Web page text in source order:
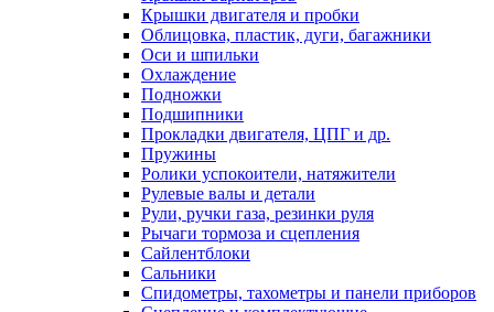
Крышки двигателя и пробки
Облицовка, пластик, дуги, багажники
Оси и шпильки
Охлаждение
Подножки
Подшипники
Прокладки двигателя, ЦПГ и др.
Пружины
Ролики успокоители, натяжители
Рулевые валы и детали
Рули, ручки газа, резинки руля
Рычаги тормоза и сцепления
Сайлентблоки
Сальники
Спидометры, тахометры и панели приборов